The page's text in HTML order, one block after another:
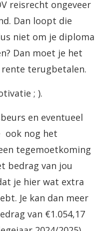
reisrecht ongeveer
Dan loopt die
niet om je diploma
Dan moet je het
terugbetalen.
; ).
en eventueel
ook nog het
tegemoetkoming
bedrag van jou
je hier wat extra
Je kan dan meer
van €1.054,17